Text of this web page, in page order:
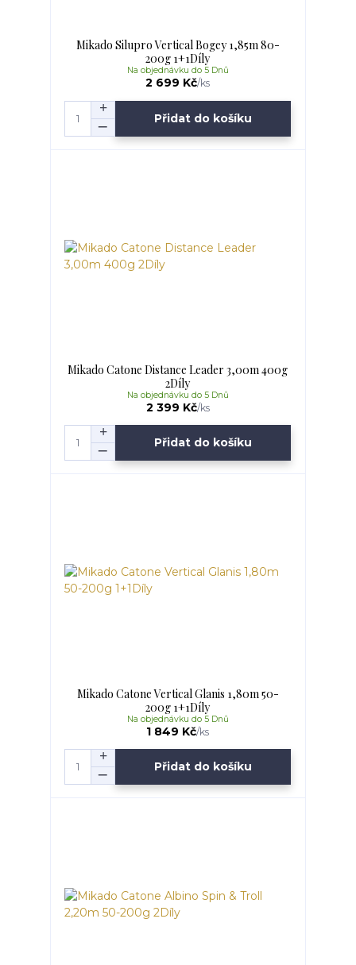
Mikado Silupro Vertical Bogey 1,85m 80-
200g 1+1Díly
2 699 Kč/ks
Na objednávku do 5 Dnů
Přidat do košíku
Mikado Catone Distance Leader 3,00m 400g
2Díly
2 399 Kč/ks
Na objednávku do 5 Dnů
Přidat do košíku
Mikado Catone Vertical Glanis 1,80m 50-
200g 1+1Díly
1 849 Kč/ks
Na objednávku do 5 Dnů
Přidat do košíku